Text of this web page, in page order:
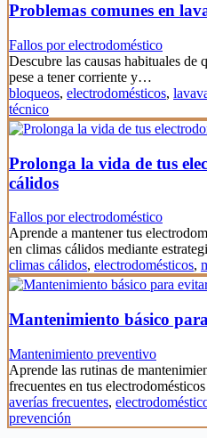
Problemas comunes en
Fallos por electrodoméstico
Descubre las causas habituales de
pese a tener corriente y…
bloqueos, electrodomésticos,
técnico
Prolonga la vida de tus
cálidos
Fallos por electrodoméstico
Aprende a mantener tus
en climas cálidos mediante
climas cálidos, electrodomésticos,
Mantenimiento básico
Mantenimiento preventivo
Aprende las rutinas de
frecuentes en tus
averías frecuentes,
prevención